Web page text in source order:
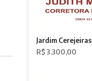
Jardim Cerejeiras
R$ 3.300,00